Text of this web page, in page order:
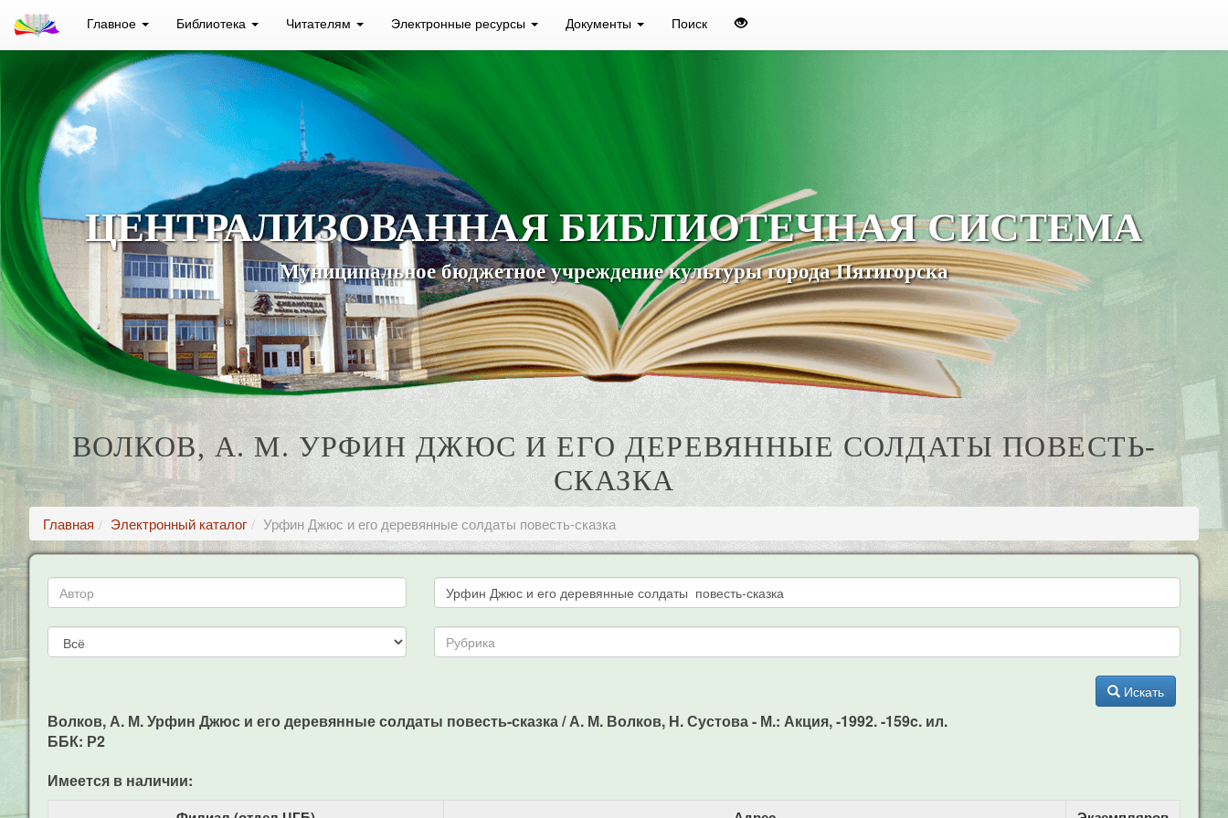
Главное Библиотека Читателям Электронные ресурсы Документы Поиск
ЦЕНТРАЛИЗОВАННАЯ БИБЛИОТЕЧНАЯ СИСТЕМА
Муниципальное бюджетное учреждение культуры города Пятигорска
ВОЛКОВ, А. М. УРФИН ДЖЮС И ЕГО ДЕРЕВЯННЫЕ СОЛДАТЫ ПОВЕСТЬ-
СКАЗКА
Главная Электронный каталог Урфин Джюс и его деревянные солдаты повесть-сказка
Искать
Волков, А. М. Урфин Джюс и его деревянные солдаты повесть-сказка / А. М. Волков, Н. Сустова - М.: Акция, -1992. -159c. ил.
ББК: Р2
Имеется в наличии: